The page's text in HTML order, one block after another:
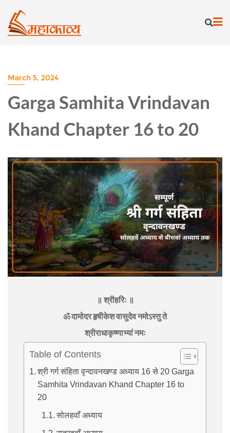
content
March 5, 2024
Garga Samhita Vrindavan
Khand Chapter 16 to 20
॥ श्रीहरिः ॥
ॐ दामोदर हृषीकेश वासुदेव नमोऽस्तु ते
श्रीराधाकृष्णाभ्यां नमः
Table of Contents
श्री गर्ग संहिता वृन्दावनखण्ड अध्याय 16 से 20 Garga
Samhita Vrindavan Khand Chapter 16 to
20
सोलहवाँ अध्याय